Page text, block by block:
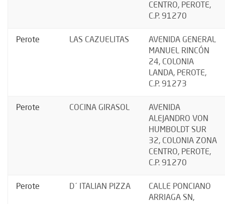
CENTRO, PEROTE,
C.P. 91270
Perote LAS CAZUELITAS
AVENIDA GENERAL
MANUEL RINCÓN
24, COLONIA
LANDA, PEROTE,
C.P. 91273
Perote COCINA GIRASOL
AVENIDA
ALEJANDRO VON
HUMBOLDT SUR
32, COLONIA ZONA
CENTRO, PEROTE,
C.P. 91270
Perote D´ ITALIAN PIZZA
CALLE PONCIANO
ARRIAGA SN,